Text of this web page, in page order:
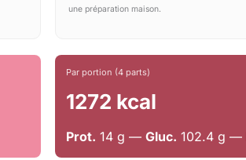
une préparation maison.
Par portion (4 parts)
1272 kcal
Prot. 14 g —Gluc. 102.4 g —